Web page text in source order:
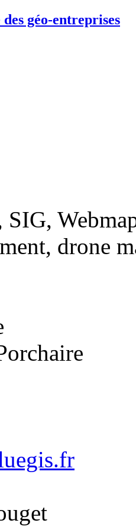
géo-entreprises
SIG,
drone